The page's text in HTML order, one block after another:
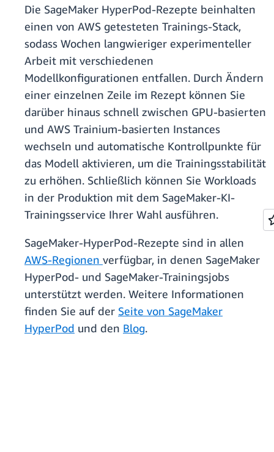
Die SageMaker HyperPod-Rezepte beinhalten
einen von AWS getesteten Trainings-Stack,
sodass Wochen langwieriger experimenteller
Arbeit mit verschiedenen
Modellkonfigurationen entfallen. Durch Ändern
einer einzelnen Zeile im Rezept können Sie
darüber hinaus schnell zwischen GPU-basierten
und AWS Trainium-basierten Instances
wechseln und automatische Kontrollpunkte für
das Modell aktivieren, um die Trainingsstabilität
zu erhöhen. Schließlich können Sie Workloads
in der Produktion mit dem SageMaker-KI-
Trainingsservice Ihrer Wahl ausführen.
SageMaker-HyperPod-Rezepte sind in allen
AWS-Regionen verfügbar, in denen SageMaker
HyperPod- und SageMaker-Trainingsjobs
unterstützt werden. Weitere Informationen
finden Sie auf der Seite von SageMaker
HyperPod und den Blog.